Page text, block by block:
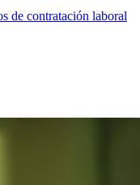
de contratación laboral